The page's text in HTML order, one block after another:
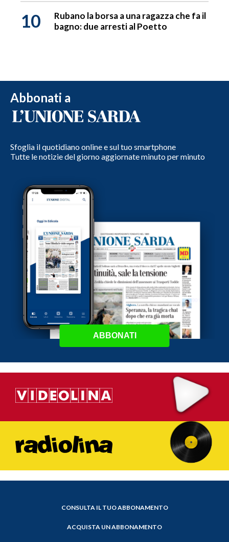
10
Rubano la borsa a una ragazza che fa il
bagno: due arresti al Poetto
Abbonati a
Sfoglia il quotidiano online e sul tuo smartphone
Tutte le notizie del giorno aggiornate minuto per minuto
ABBONATI
CONSULTA IL TUO ABBONAMENTO
ACQUISTA UN ABBONAMENTO